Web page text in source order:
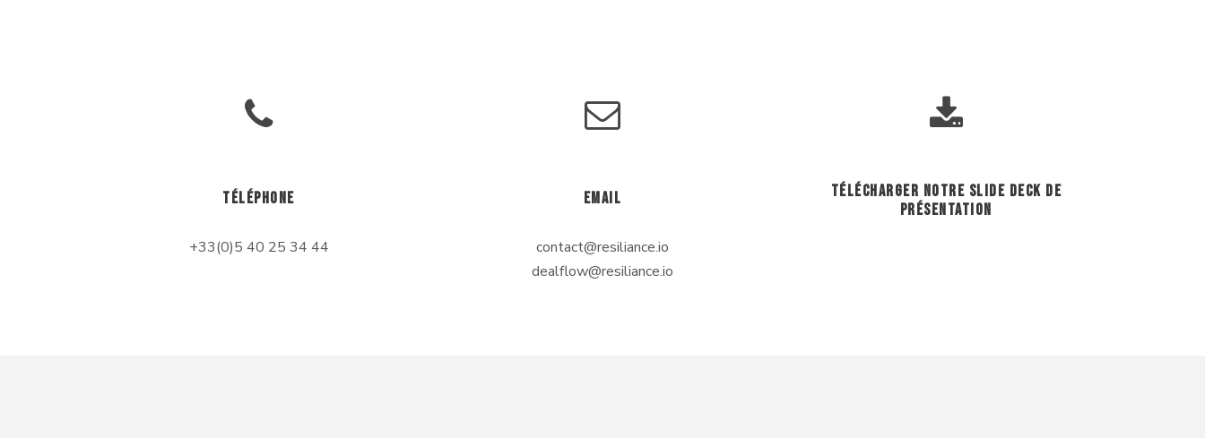
TÉLÉPHONE
+33(0)5 40 25 34 44
EMAIL
contact@resiliance.io
dealflow@resiliance.io
TÉLÉCHARGER NOTRE SLIDE DECK DE
PRÉSENTATION